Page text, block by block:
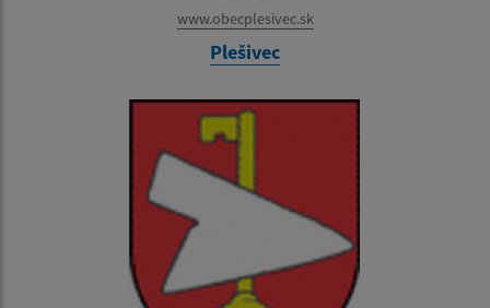
www.obecplesivec.sk
Plešivec